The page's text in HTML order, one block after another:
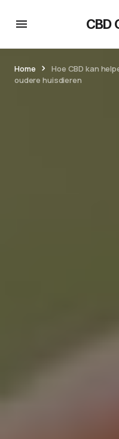
CBD
Home
Hoe CBD kan
oudere huisdieren